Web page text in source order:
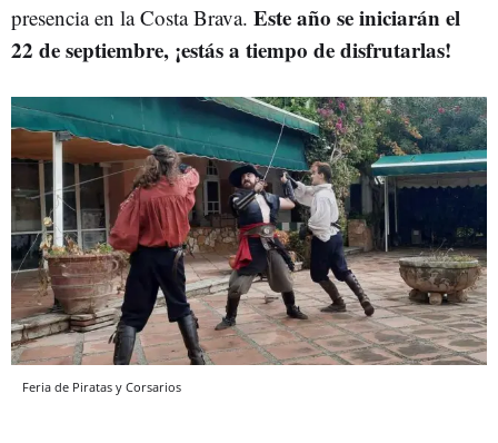
presencia en la Costa Brava. Este año se iniciarán el
22 de septiembre, ¡estás a tiempo de disfrutarlas!
Feria de Piratas y Corsarios